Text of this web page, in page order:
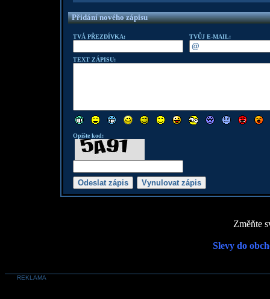
Přidání nového zápisu
TVÁ PŘEZDÍVKA: TVŮJ E-MAIL:
TEXT ZÁPISU:
Opište kod:
Změňte
Slevy do
REKLAMA